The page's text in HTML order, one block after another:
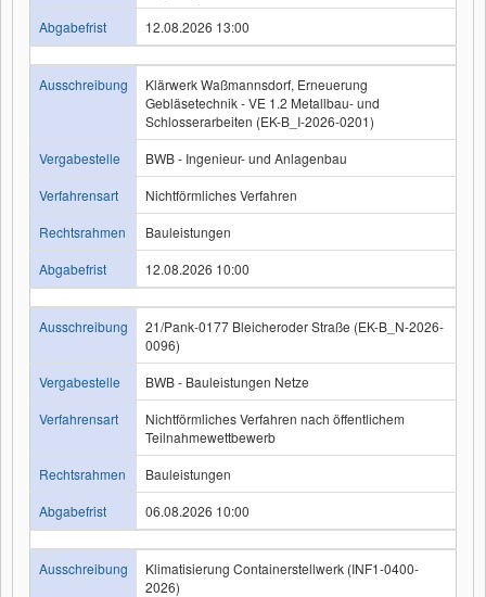
Abgabefrist
12.08.2026 13:00
Ausschreibung
Klärwerk Waßmannsdorf, Erneuerung
Gebläsetechnik - VE 1.2 Metallbau- und
Schlosserarbeiten (EK-B_I-2026-0201)
Vergabestelle
BWB - Ingenieur- und Anlagenbau
Verfahrensart
Nichtförmliches Verfahren
Rechtsrahmen
Bauleistungen
Abgabefrist
12.08.2026 10:00
Ausschreibung
21/Pank-0177 Bleicheroder Straße (EK-B_N-2026-
0096)
Vergabestelle
BWB - Bauleistungen Netze
Verfahrensart
Nichtförmliches Verfahren nach öffentlichem
Teilnahmewettbewerb
Rechtsrahmen
Bauleistungen
Abgabefrist
06.08.2026 10:00
Ausschreibung
Klimatisierung Containerstellwerk (INF1-0400-
2026)